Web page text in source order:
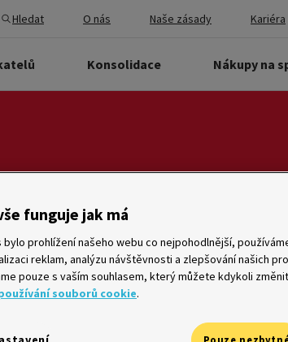
Hledat O nás Naše zásady Kariéra
Konsolidace Nákupy na
Vyhledat
funguje jak má
bylo prohlížení našeho webu co nejpohodlnější,
reklam, analýzu návštěvnosti a zlepšování našich
pouze s vaším souhlasem, který můžete kdykoli
souborů cookie.